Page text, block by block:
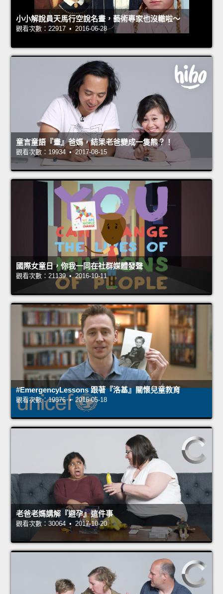
小小解說員天馬行空說名畫，藝術專家也沒轍啦～
觀看次數：22917 • 2016-06-28
童言童語『畫』爸媽，結果老爸變成一隻熊？！
觀看次數：19934 • 2017-08-15
國際女童日，你我一同在社群媒體發聲
觀看次數：21139 • 2016-10-11
#EmergencyLessons 跟著『洛基』關懷兒童教育
觀看次數：19876 • 2016-05-18
老爸老媽講解『避孕』這件事
觀看次數：30064 • 2017-10-20